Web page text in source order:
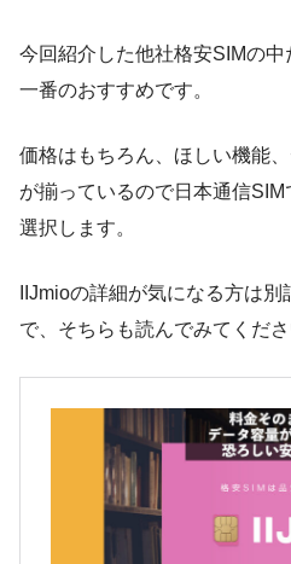
今回紹介した他社格安SIMの
一番のおすすめです。
価格はもちろん、ほしい機能
が揃っているので日本通信
選択します。
IIJmioの詳細が気になる方は
で、そちらも読んでみてくださ